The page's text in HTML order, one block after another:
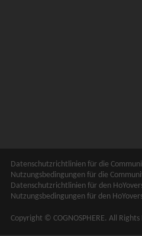
Datenschutzrichtlinien für die
Nutzungsbedingungen für die
Datenschutzrichtlinien für den
Nutzungsbedingungen für den
Copyright © COGNOSPHERE. All Rights